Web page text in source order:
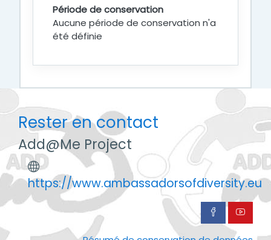
Période de conservation
Aucune période de conservation n'a
été définie
Rester en contact
Add@Me Project
https://www.ambassadorsofdiversity.eu